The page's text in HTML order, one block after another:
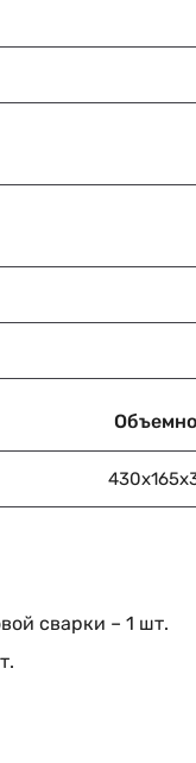
сварки – 1 шт.